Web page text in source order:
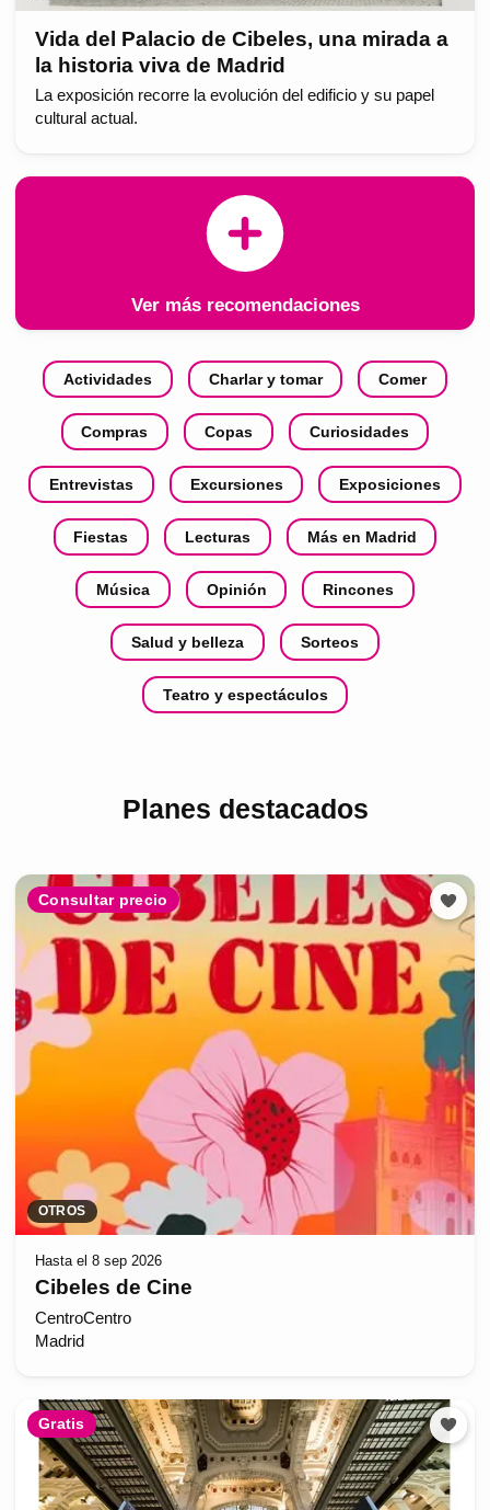
Vida del Palacio de Cibeles, una mirada a
la historia viva de Madrid
La exposición recorre la evolución del edificio y su papel
cultural actual.
Ver más recomendaciones
Actividades Charlar y tomar Comer
Compras Copas Curiosidades
Entrevistas Excursiones Exposiciones
Fiestas Lecturas Más en Madrid
Música Opinión Rincones
Salud y belleza Sorteos
Teatro y espectáculos
Planes destacados
Consultar precio
OTROS
Hasta el 8 sep 2026
Cibeles de Cine
CentroCentro
Madrid
Gratis